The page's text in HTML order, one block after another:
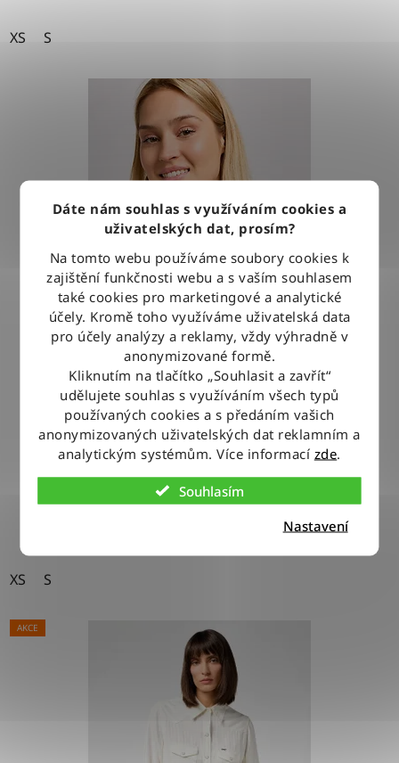
Dáte nám souhlas s využíváním cookies a
uživatelských dat, prosím?
Na tomto webu používáme soubory cookies k
zajištění funkčnosti webu a s vaším souhlasem
také cookies pro marketingové a analytické
účely. Kromě toho využíváme uživatelská data
pro účely analýzy a reklamy, vždy výhradně v
anonymizované formě.
Kliknutím na tlačítko „Souhlasit a zavřít“
udělujete souhlas s využíváním všech typů
používaných cookies a s předáním vašich
anonymizovaných uživatelských dat reklamním a
analytickým systémům. Více informací zde.
Souhlasím
Nastavení
XS S
Tričko Lee HENLEY SEAFOAM
800 Kč
DETAIL
XS S
AKCE